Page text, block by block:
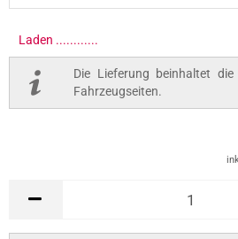
Laden .............
Die Lieferung beinhaltet
Fahrzeugseiten.